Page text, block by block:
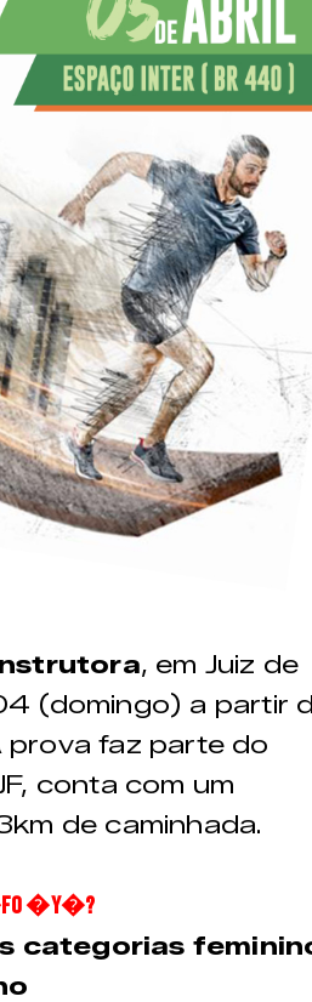
, em Juiz de
(domingo) a partir
prova faz parte do
conta com um
de caminhada.
�Y�?
categorias